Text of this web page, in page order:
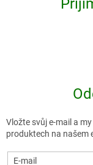
Vložte svůj e-mail a
produktech na našem
E-mail